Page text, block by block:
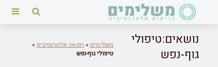
נושאים:טיפולי
גוף-נפש
משלימים » רפואה אלטרנטיבית »
טיפולי גוף-נפש